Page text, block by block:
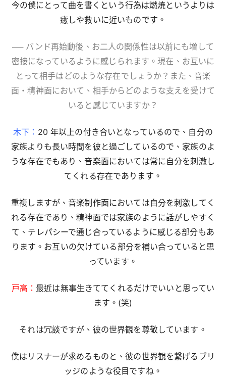
今の僕にとって曲を書くという行為は燃焼というよりは
癒しや救いに近いものです。
── バンド再始動後、お二人の関係性は以前にも増して
密接になっているように感じられます。現在、お互いに
とって相手はどのような存在でしょうか？また、音楽
面・精神面において、相手からどのような支えを受けて
いると感じていますか？
木下： 20 年以上の付き合いとなっているので、自分の
家族よりも長い時間を彼と過ごしているので、家族のよ
うな存在でもあり、音楽面においては常に自分を刺激し
てくれる存在であります。
重複しますが、音楽制作面においては自分を刺激してく
れる存在であり、精神面では家族のように話がしやすく
て、テレパシーで通じ合っているように感じる部分もあ
ります。お互いの欠けている部分を補い合っていると思
っています。
戸高： 最近は無事生きててくれるだけでいいと思ってい
ます。(笑)
それは冗談ですが、彼の世界観を尊敬しています。
僕はリスナーが求めるものと、彼の世界観を繋げるブリ
ッジのような役目ですね。